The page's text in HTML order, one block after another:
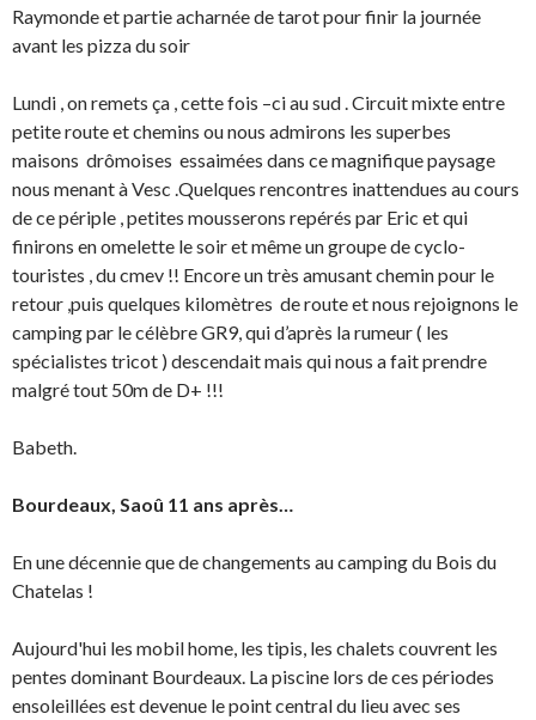
Raymonde et partie acharnée de tarot pour finir la journée
avant les pizza du soir
Lundi , on remets ça , cette fois –ci au sud . Circuit mixte entre
petite route et chemins ou nous admirons les superbes
maisons drômoises essaimées dans ce magnifique paysage
nous menant à Vesc .Quelques rencontres inattendues au cours
de ce périple , petites mousserons repérés par Eric et qui
finirons en omelette le soir et même un groupe de cyclo-
touristes , du cmev !! Encore un très amusant chemin pour le
retour ,puis quelques kilomètres de route et nous rejoignons le
camping par le célèbre GR9, qui d’après la rumeur ( les
spécialistes tricot ) descendait mais qui nous a fait prendre
malgré tout 50m de D+ !!!
Babeth.
Bourdeaux, Saoû 11 ans après…
En une décennie que de changements au camping du Bois du
Chatelas !
Aujourd'hui les mobil home, les tipis, les chalets couvrent les
pentes dominant Bourdeaux. La piscine lors de ces périodes
ensoleillées est devenue le point central du lieu avec ses